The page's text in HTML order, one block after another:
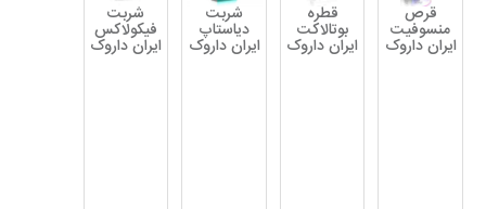
قرص
منسوفیت
ایران داروک
قطره
بوتالاکت
ایران داروک
شربت
دیاستاپ
ایران داروک
شربت
فیکولاکس
ایران داروک